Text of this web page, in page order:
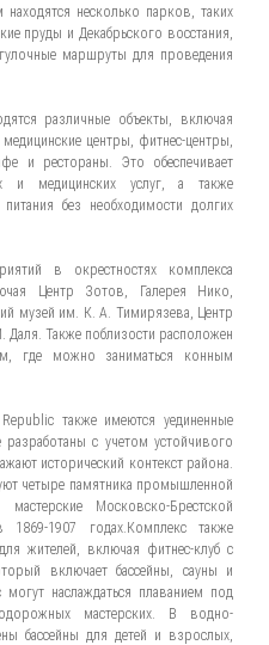
несколько парков, таких
пруды и Декабрьского восстания,
маршруты для проведения
различные объекты, включая
центры, фитнес-центры,
и рестораны. Это обеспечивает
и медицинских услуг, а также
без необходимости долгих
в окрестностях комплекса
Центр Зотов, Галерея Нико,
музей им. К. А. Тимирязева, Центр
Даля. Также поблизости расположен
где можно заниматься конным
также имеются уединенные
с учетом устойчивого
исторический контекст района.
четыре памятника промышленной
Московско-Брестской
1907 годах.Комплекс также
жителей, включая фитнес-клуб с
включает бассейны, сауны и
наслаждаться плаванием под
мастерских. В водно-
бассейны для детей и взрослых,